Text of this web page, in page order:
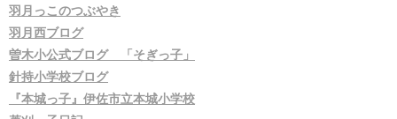
羽月っこのつぶやき
羽月西ブログ
曽木小公式ブログ 「そぎっ子」
針持小学校ブログ
『本城っ子』伊佐市立本城小学校